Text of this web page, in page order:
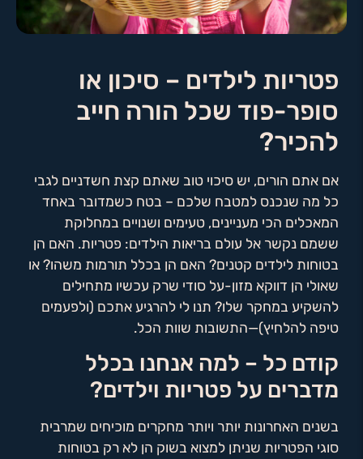
פטריות לילדים – סיכון או
סופר-פוד שכל הורה חייב
להכיר?
אם אתם הורים, יש סיכוי טוב שאתם קצת חשדניים לגבי
כל מה שנכנס למטבח שלכם – בטח כשמדובר באחד
המאכלים הכי מעניינים, טעימים ושנויים במחלוקת
ששמם נקשר אל עולם בריאות הילדים: פטריות. האם הן
בטוחות לילדים קטנים? האם הן בכלל תורמות משהו? או
שאולי הן דווקא מזון-על סודי שרק עכשיו מתחילים
להשקיע במחקר שלו? תנו לי להרגיע אתכם (ולפעמים
טיפה להלחיץ)—התשובות שוות הכל.
קודם כל – למה אנחנו בכלל
מדברים על פטריות וילדים?
בשנים האחרונות יותר ויותר מחקרים מוכיחים שמרבית
סוגי הפטריות שניתן למצוא בשוק הן לא רק בטוחות